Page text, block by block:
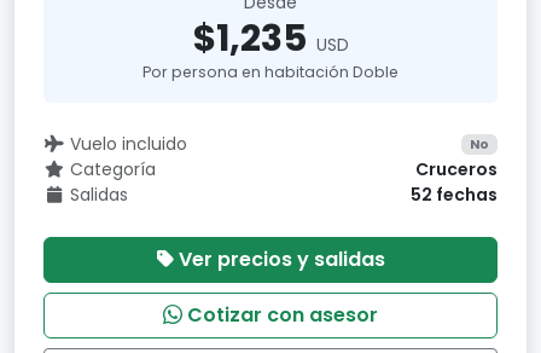
$1,235 USD
Por persona en habitación Doble
Vuelo incluido No
Categoría
Cruceros
Salidas
52 fechas
Ver precios y salidas
Cotizar con asesor